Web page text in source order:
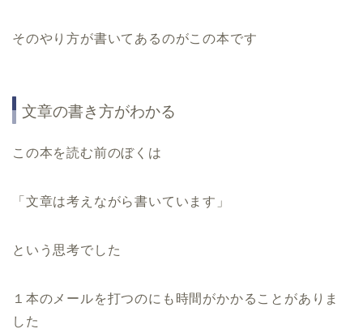
そのやり方が書いてあるのがこの本です
文章の書き方がわかる
この本を読む前のぼくは
「文章は考えながら書いています」
という思考でした
１本のメールを打つのにも時間がかかることがありま
した